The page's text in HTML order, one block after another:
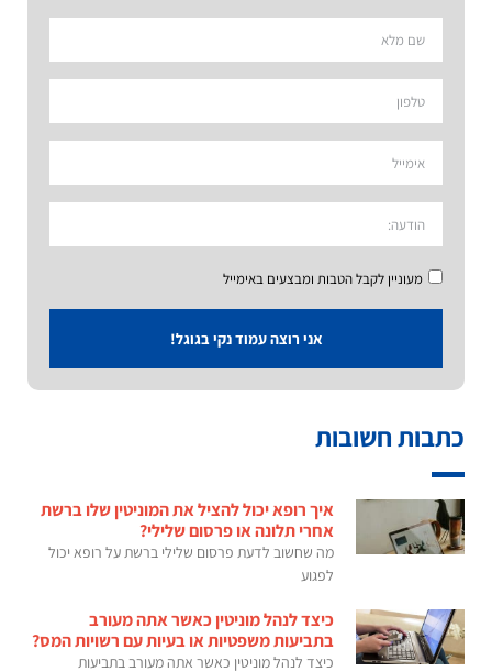
מעוניין לקבל הטבות ומבצעים באימייל
אני רוצה עמוד נקי בגוגל!
כתבות חשובות
איך רופא יכול להציל את המוניטין שלו ברשת
אחרי תלונה או פרסום שלילי?
מה שחשוב לדעת פרסום שלילי ברשת על רופא יכול
לפגוע
כיצד לנהל מוניטין כאשר אתה מעורב
בתביעות משפטיות או בעיות עם רשויות המס?
כיצד לנהל מוניטין כאשר אתה מעורב בתביעות